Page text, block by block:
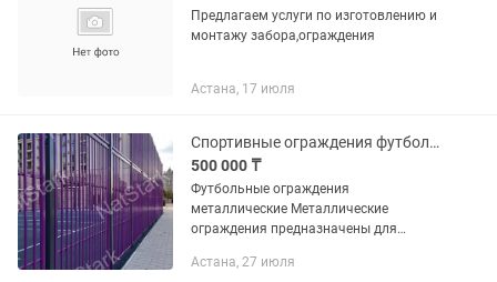
Предлагаем услуги по изготовлению и
монтажу забора,ограждения
Астана, 17 июля
Спортивные ограждения футбольного баскетбольного поля
500 000 ₸
Футбольные ограждения
металлические Металлические
ограждения предназначены для
целью ограничения игрового
Астана, 27 июля